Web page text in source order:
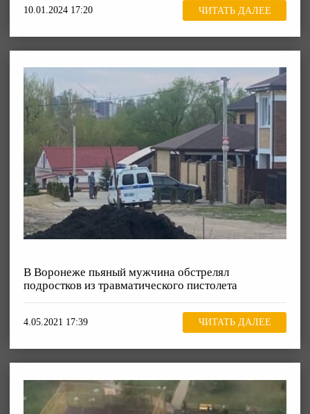
10.01.2024 17:20 ЧИТАТЬ ДАЛЕЕ
В Воронеже пьяный мужчина обстрелял
подростков из травматического пистолета
4.05.2021 17:39 ЧИТАТЬ ДАЛЕЕ